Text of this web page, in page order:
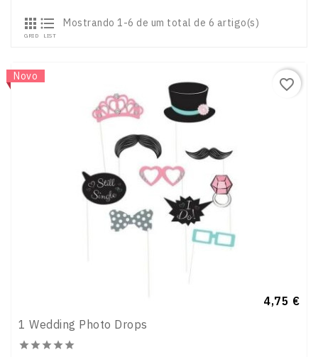

GRID

LIST
Mostrando 1-6 de um total de 6 artigo(s)
Preço
4,75 €
Novo
1 Wedding Photo Drops

favorite_border